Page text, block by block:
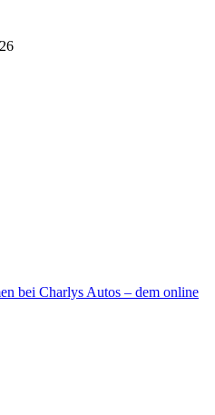
informativ. interaktiv
bei Charlys Autos – dem online